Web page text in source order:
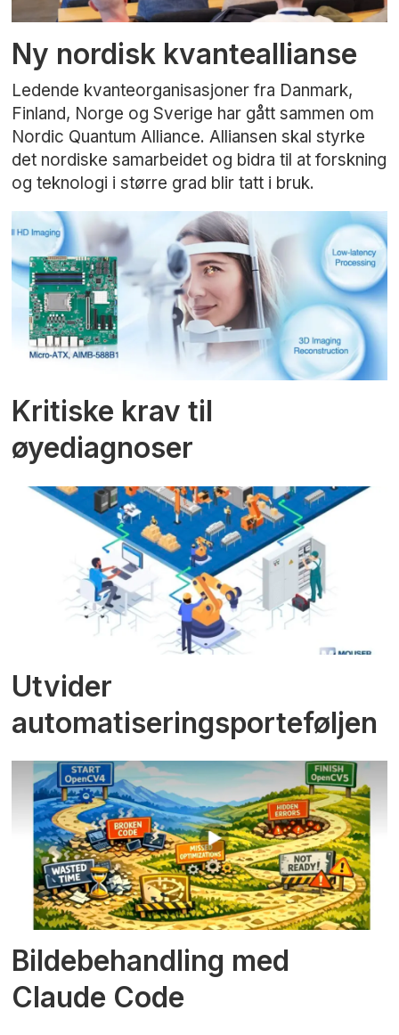
Ny nordisk kvanteallianse
Ledende kvanteorganisasjoner fra Danmark,
Finland, Norge og Sverige har gått sammen om
Nordic Quantum Alliance. Alliansen skal styrke
det nordiske samarbeidet og bidra til at forskning
og teknologi i større grad blir tatt i bruk.
Kritiske krav til
øyediagnoser
Utvider
automatiseringsporteføljen
Bildebehandling med
Claude Code